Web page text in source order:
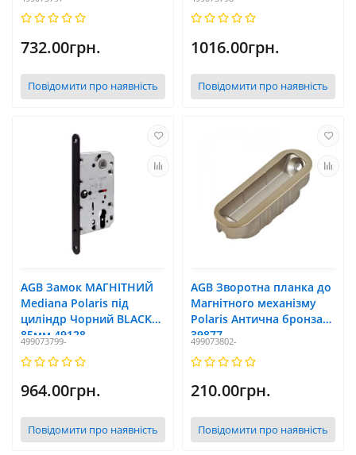
732.00грн.
Повідомити про наявність
1016.00грн.
Повідомити про наявність
AGB Замок МАГНІТНИЙ
Mediana Polaris під
циліндр Чорний BLACK
85мм 49128
499073799-
964.00грн.
Повідомити про наявність
AGB Зворотна планка до
Магнітного механізму
Polaris Антична бронза
39877
499073802-
210.00грн.
Повідомити про наявність